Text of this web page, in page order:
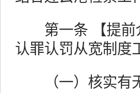
第一条 【提前
认罪认罚从宽制度
（一）核实有无